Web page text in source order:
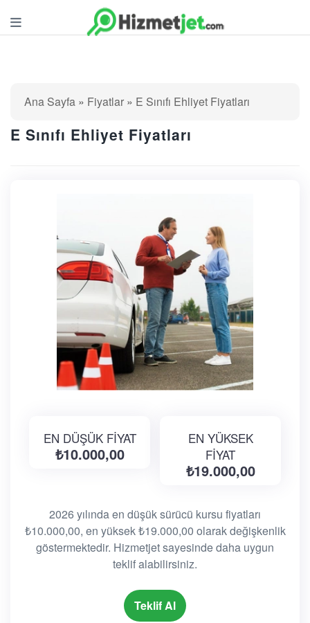
Ana Sayfa Fiyatlar E Sınıfı Ehliyet Fiyatları
E Sınıfı Ehliyet Fiyatları
EN DÜŞÜK FİYAT
₺10.000,00
EN YÜKSEK
FİYAT
₺19.000,00
2026 yılında en düşük sürücü kursu fiyatları
₺10.000,00, en yüksek ₺19.000,00 olarak değişkenlik
göstermektedir. Hizmetjet sayesinde daha uygun
teklif alabilirsiniz.
Teklif Al